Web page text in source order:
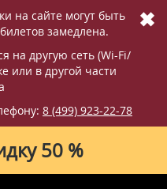
на сайте могут быть
замедлена.
на другую сеть (Wi-Fi/
или в другой части
8 (499) 923-22-78
✖
50 %